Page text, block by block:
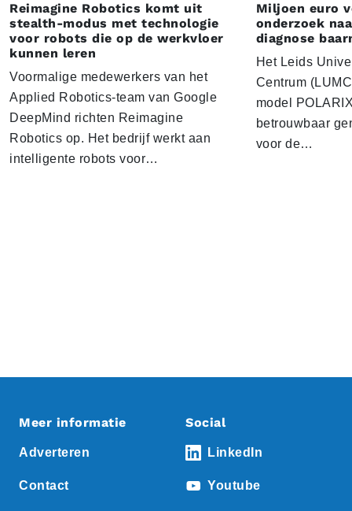
Reimagine Robotics komt uit
stealth-modus met technologie
voor robots die op de werkvloer
kunnen leren
Voormalige medewerkers van het
Applied Robotics-team van Google
DeepMind richten Reimagine
Robotics op. Het bedrijf werkt aan
intelligente robots voor…
Miljoen euro
onderzoek
diagnose
Het Leids
Centrum
model
betrouwbaar
voor de…
Meer informatie
Adverteren
Contact
Social
LinkedIn
Youtube